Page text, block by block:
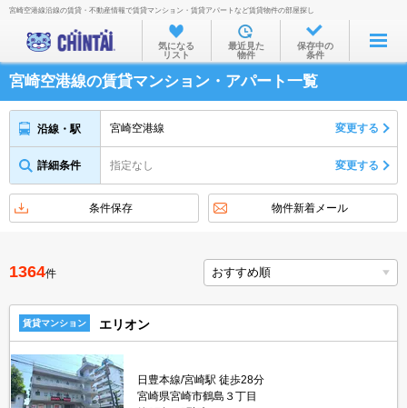
お部屋を探す
沿線・駅から
住所から
物件特集から
不動産会社から
TOP
宮崎空港線沿線の賃貸・不動産情報で賃貸マンション・賃貸アパートなど賃貸物件の部屋探し
気になる
リスト
最近見た
物件
保存中の
条件
宮崎空港線の賃貸マンション・アパート一覧
沿線・駅 宮崎空港線 変更する
詳細条件 指定なし 変更する
条件保存 物件新着メール
1364件
賃貸マンション エリオン
日豊本線/宮崎駅 徒歩28分
宮崎県宮崎市鶴島３丁目